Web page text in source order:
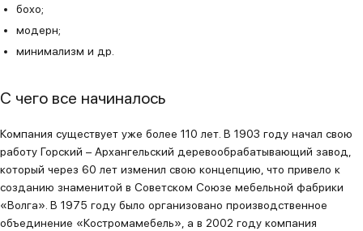
бохо;
модерн;
минимализм и др.
С чего все начиналось
Компания существует уже более 110 лет. В 1903 году начал свою
работу Горский – Архангельский деревообрабатывающий завод,
который через 60 лет изменил свою концепцию, что привело к
созданию знаменитой в Советском Союзе мебельной фабрики
«Волга». В 1975 году было организовано производственное
объединение «Костромамебель», а в 2002 году компания